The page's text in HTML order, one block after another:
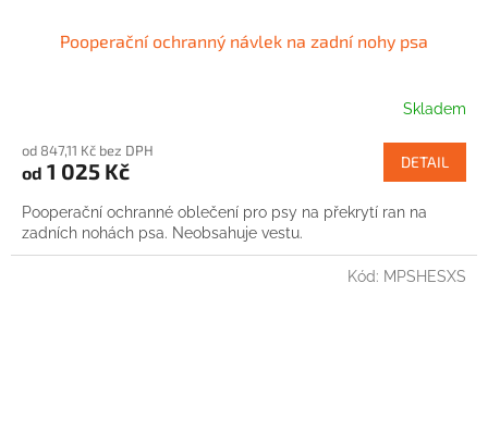
Pooperační ochranný návlek na zadní nohy psa
Skladem
od 847,11 Kč bez DPH
od 1 025 Kč DETAIL
Pooperační ochranné oblečení pro psy na překrytí ran na
zadních nohách psa. Neobsahuje vestu.
Kód: MPSHESXS